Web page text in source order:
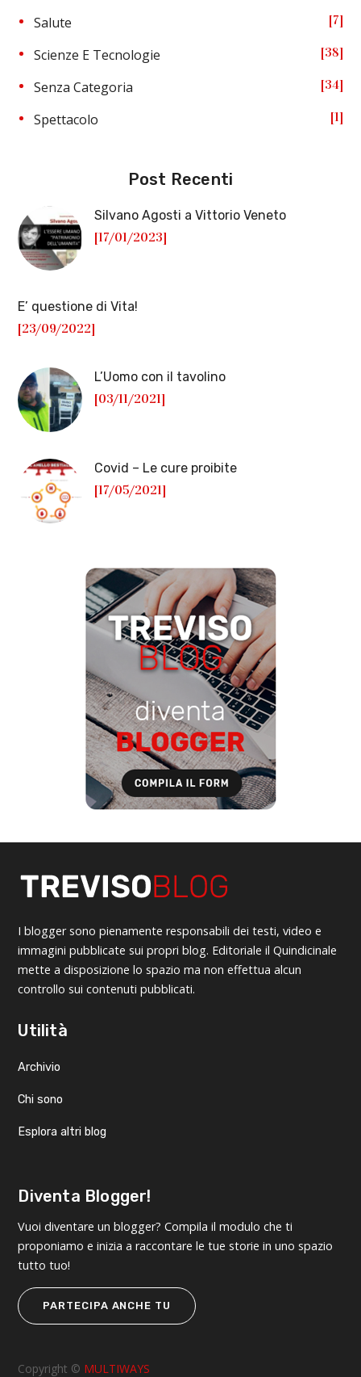
Salute 7
Scienze E Tecnologie 38
Senza Categoria 34
Spettacolo 1
Post Recenti
Silvano Agosti a Vittorio Veneto
[17/01/2023]
E’ questione di Vita!
[23/09/2022]
L’Uomo con il tavolino
[03/11/2021]
Covid – Le cure proibite
[17/05/2021]
I blogger sono pienamente responsabili dei testi, video e
immagini pubblicate sui propri blog. Editoriale il Quindicinale
mette a disposizione lo spazio ma non effettua alcun
controllo sui contenuti pubblicati.
Utilità
Archivio
Chi sono
Esplora altri blog
Diventa Blogger!
Vuoi diventare un blogger? Compila il modulo che ti
proponiamo e inizia a raccontare le tue storie in uno spazio
tutto tuo!
PARTECIPA ANCHE TU
Copyright © MULTIWAYS